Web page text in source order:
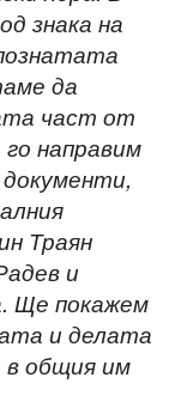
знака на
да
част от
направим
Траян
и
Ще покажем
и делата
общия им